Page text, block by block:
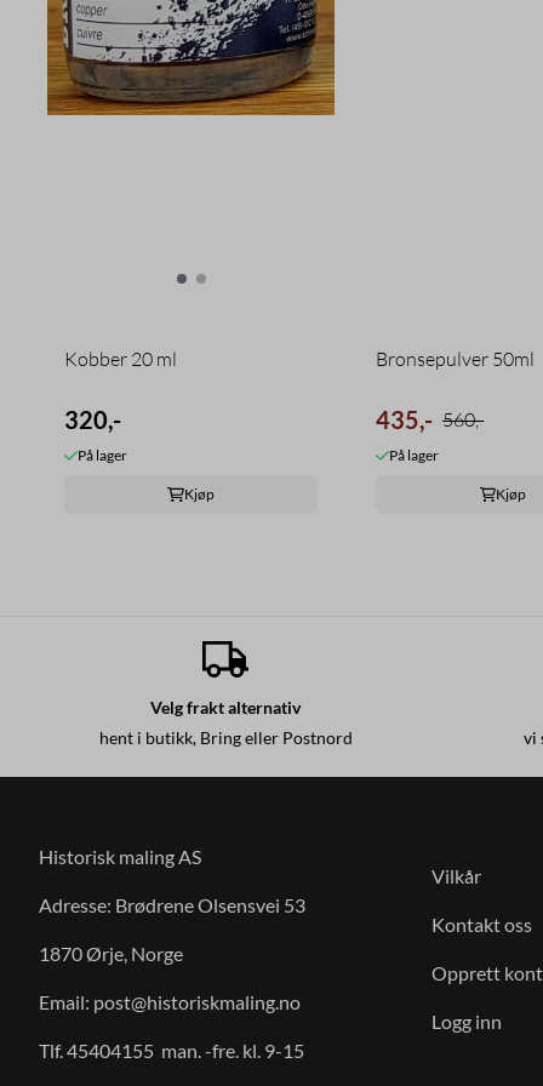
Kobber 20 ml
320,-
På lager
Kjøp
Bronsepulver 50ml
435,- 560,-
På lager
Kjøp
Velg frakt alternativ
hent i butikk, Bring eller Postnord vi
Historisk maling AS
Adresse: Brødrene Olsensvei 53
1870 Ørje, Norge
Email: post@historiskmaling.no
Tlf. 45404155 man. -fre. kl. 9-15
Vilkår
Kontakt oss
Opprett
Logg inn